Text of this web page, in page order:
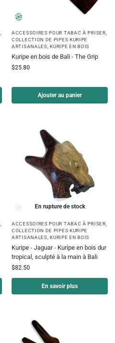
ACCESSOIRES POUR TABAC À PRISER
COLLECTION DE PIPES KURIPE
ARTISANALES ,KURIPE EN BOIS
Kuripe en bois de Bali - The Grip
$25.80
Ajouter au panier
En rupture de stock
ACCESSOIRES POUR TABAC À PRISER
COLLECTION DE PIPES KURIPE
ARTISANALES ,KURIPE EN BOIS
Kuripe - Jaguar - Kuripe en bois dur
tropical, sculpté à la main à Bali
$82.50
En savoir plus